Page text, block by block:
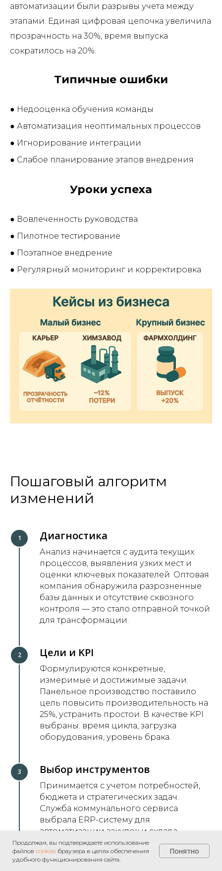
автоматизации были разрывы учета между
этапами. Единая цифровая цепочка увеличила
прозрачность на 30%, время выпуска
сократилось на 20%.
Типичные ошибки
● Недооценка обучения команды
● Автоматизация неоптимальных процессов
● Игнорирование интеграции
● Слабое планирование этапов внедрения
Уроки успеха
● Вовлеченность руководства
● Пилотное тестирование
● Поэтапное внедрение
● Регулярный мониторинг и корректировка
Пошаговый алгоритм
изменений
Диагностика
Анализ начинается с аудита текущих
процессов, выявления узких мест и
оценки ключевых показателей. Оптовая
компания обнаружила разрозненные
базы данных и отсутствие сквозного
контроля — это стало отправной точкой
для трансформации.
Цели и KPI
Формулируются конкретные,
измеримые и достижимые задачи.
Панельное производство поставило
цель повысить производительность на
25%, устранить простои. В качестве KPI
выбраны: время цикла, загрузка
оборудования, уровень брака.
Выбор инструментов
Принимается с учетом потребностей,
бюджета и стратегических задач.
Служба коммунального сервиса
выбрала ERP-систему для
автоматизации закупок и склада —
ключевыми были интеграция и
стоимость внедрения.
Продолжая, вы подтверждаете использование
файлов cookies браузера в целях обеспечения
удобного функционирования сайта.
Понятно